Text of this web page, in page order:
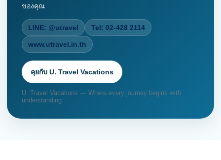
ของคุณ
LINE: @utravel Tel: 02-428 2114
www.utravel.in.th
คุยกับ U. Travel Vacations
U. Travel Vacations — Where every journey begins with
understanding